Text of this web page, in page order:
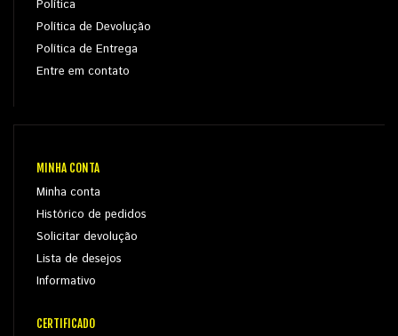
Política
Política de Devolução
Política de Entrega
Entre em contato
MINHA CONTA
Minha conta
Histórico de pedidos
Solicitar devolução
Lista de desejos
Informativo
CERTIFICADO